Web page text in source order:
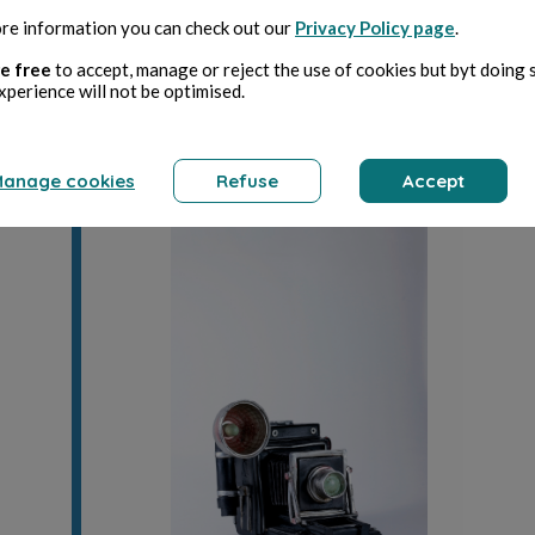
Panodyssey la propriété intellectuelle n'est
sur le gâteau ! 🍒 🧁
information you can check out our Privacy Policy page.
free to accept, manage or reject the use of cookies but byt doing
will not be optimised.
cookies Refuse Accept